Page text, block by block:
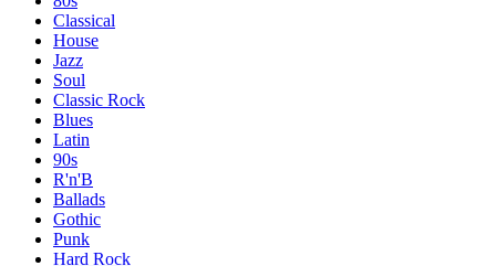
Classical
House
Jazz
Soul
Classic Rock
Blues
Latin
90s
R'n'B
Ballads
Gothic
Punk
Hard Rock